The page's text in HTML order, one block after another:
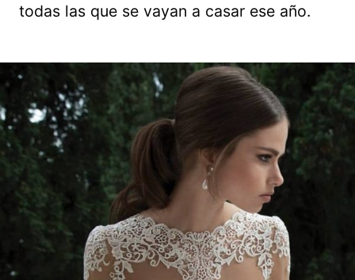
todas las que se vayan a casar ese año.